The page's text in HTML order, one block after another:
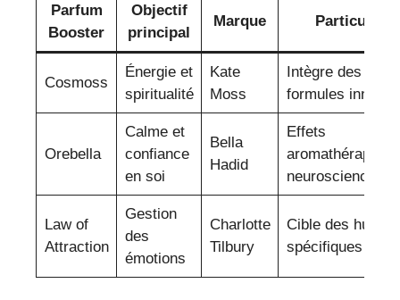
Parfum
Booster
Objectif
principal
Marque
Cosmoss
Énergie et
spiritualité
Kate
Moss
Intègre des
formules
Orebella
Calme et
confiance
en soi
Bella
Hadid
Effets
neurosciences
Law of
Attraction
Gestion
des
émotions
Charlotte
Tilbury
Cible des
spécifiques